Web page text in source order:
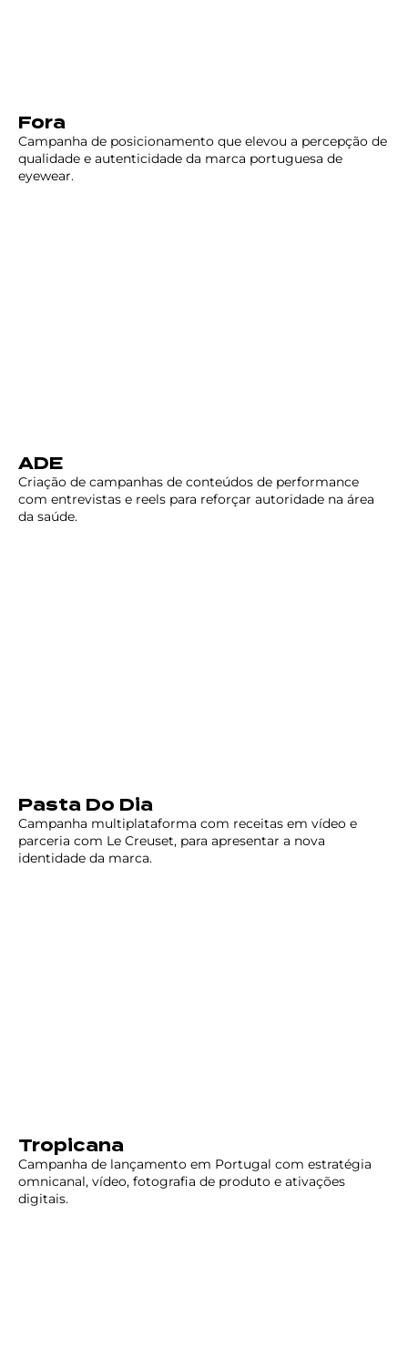
Fora
Campanha de posicionamento que elevou a percepção de
qualidade e autenticidade da marca portuguesa de
eyewear.
ADE
Criação de campanhas de conteúdos de performance
com entrevistas e reels para reforçar autoridade na área
da saúde.
Pasta Do Dia
Campanha multiplataforma com receitas em vídeo e
parceria com Le Creuset, para apresentar a nova
identidade da marca.
Tropicana
Campanha de lançamento em Portugal com estratégia
omnicanal, vídeo, fotografia de produto e ativações
digitais.